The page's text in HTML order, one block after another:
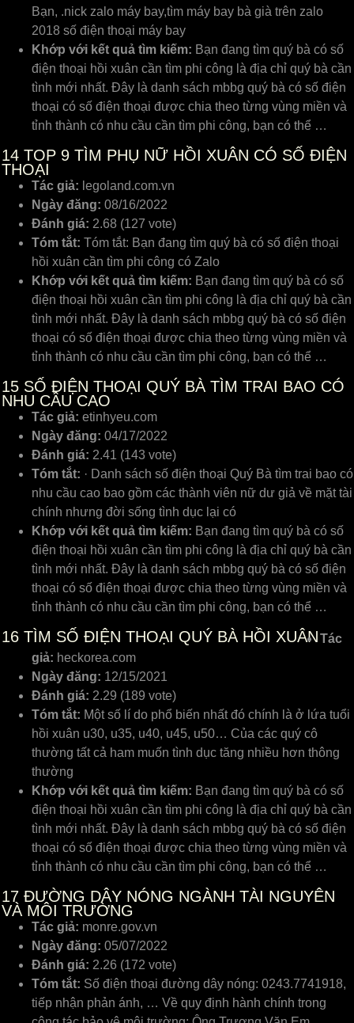
Bạn, .nick zalo máy bay,tìm máy bay bà già trên zalo
2018 số điện thoại máy bay
Khớp với kết quả tìm kiếm: Bạn đang tìm quý bà có số
điện thoại hồi xuân cần tìm phi công là địa chỉ quý bà cần
tình mới nhất. Đây là danh sách mbbg quý bà có số điện
thoại có số điện thoại được chia theo từng vùng miền và
tỉnh thành có nhu cầu cần tìm phi công, bạn có thể …
14 TOP 9 TÌM PHỤ NỮ HỒI XUÂN CÓ SỐ ĐIỆN
THOẠI
Tác giả: legoland.com.vn
Ngày đăng: 08/16/2022
Đánh giá: 2.68 (127 vote)
Tóm tắt: Tóm tắt: Bạn đang tìm quý bà có số điện thoại
hồi xuân cần tìm phi công có Zalo
Khớp với kết quả tìm kiếm: Bạn đang tìm quý bà có số
điện thoại hồi xuân cần tìm phi công là địa chỉ quý bà cần
tình mới nhất. Đây là danh sách mbbg quý bà có số điện
thoại có số điện thoại được chia theo từng vùng miền và
tỉnh thành có nhu cầu cần tìm phi công, bạn có thể …
15 SỐ ĐIỆN THOẠI QUÝ BÀ TÌM TRAI BAO CÓ
NHU CẦU CAO
Tác giả: etinhyeu.com
Ngày đăng: 04/17/2022
Đánh giá: 2.41 (143 vote)
Tóm tắt: · Danh sách số điện thoại Quý Bà tìm trai bao có
nhu cầu cao bao gồm các thành viên nữ dư giả về mặt tài
chính nhưng đời sống tình dục lại có
Khớp với kết quả tìm kiếm: Bạn đang tìm quý bà có số
điện thoại hồi xuân cần tìm phi công là địa chỉ quý bà cần
tình mới nhất. Đây là danh sách mbbg quý bà có số điện
thoại có số điện thoại được chia theo từng vùng miền và
tỉnh thành có nhu cầu cần tìm phi công, bạn có thể …
16 TÌM SỐ ĐIỆN THOẠI QUÝ BÀ HỒI XUÂNTác
giả: heckorea.com
Ngày đăng: 12/15/2021
Đánh giá: 2.29 (189 vote)
Tóm tắt: Một số lí do phổ biến nhất đó chính là ở lứa tuổi
hồi xuân u30, u35, u40, u45, u50… Của các quý cô
thường tất cả ham muốn tình dục tăng nhiều hơn thông
thường
Khớp với kết quả tìm kiếm: Bạn đang tìm quý bà có số
điện thoại hồi xuân cần tìm phi công là địa chỉ quý bà cần
tình mới nhất. Đây là danh sách mbbg quý bà có số điện
thoại có số điện thoại được chia theo từng vùng miền và
tỉnh thành có nhu cầu cần tìm phi công, bạn có thể …
17 ĐƯỜNG DÂY NÓNG NGÀNH TÀI NGUYÊN
VÀ MÔI TRƯỜNG
Tác giả: monre.gov.vn
Ngày đăng: 05/07/2022
Đánh giá: 2.26 (172 vote)
Tóm tắt: Số điện thoại đường dây nóng: 0243.7741918,
tiếp nhận phản ánh, … Về quy định hành chính trong